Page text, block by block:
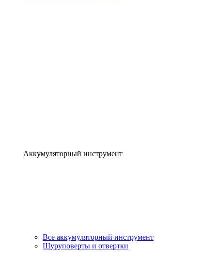
Аккумуляторный инструмент
Все аккумуляторный инструмент
Шуруповерты и отвертки